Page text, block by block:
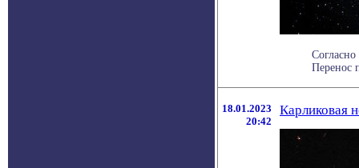
Перенос
18.01.2023
20:42
Карликовая